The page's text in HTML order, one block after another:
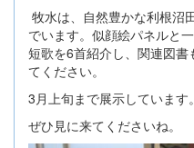
牧水は、自然豊かな利根沼
でいます。似顔絵パネルと
短歌を6首紹介し、関連図
てください。
3月上旬まで展示しています。
ぜひ見に来てくださいね。